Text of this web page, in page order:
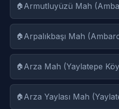
Armutluyüzü Mah
Arpalıkbaşı Mah
Arza Mah (Yaylatepe
Arza Yaylası Mah